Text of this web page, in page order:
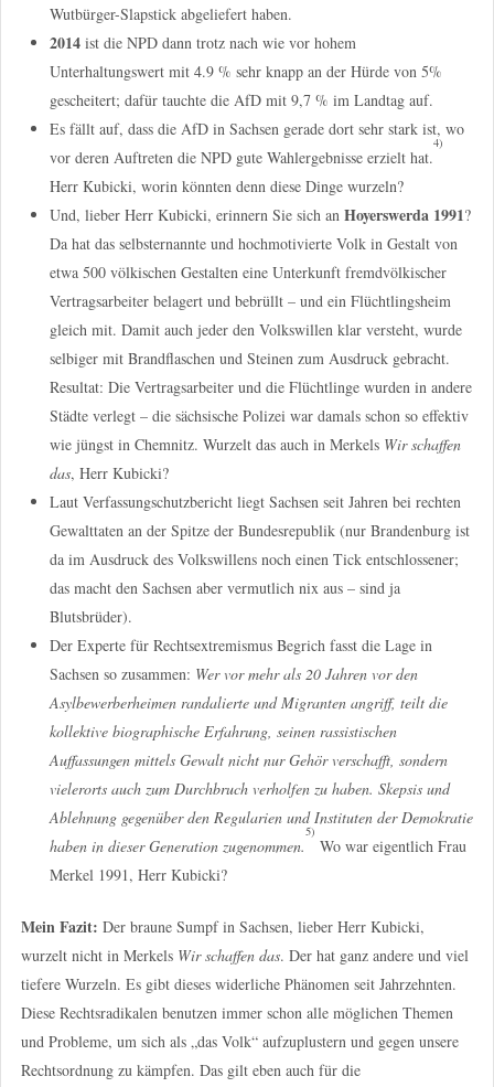
Wutbürger-Slapstick abgeliefert haben.
2014ist die NPD dann trotz nach wie vor hohem
Unterhaltungswert mit 4.9 % sehr knapp an der Hürde von 5%
gescheitert; dafür tauchte die AfD mit 9,7 % im Landtag auf.
Es fällt auf, dass die AfD in Sachsen gerade dort sehr stark ist, wo
vor deren Auftreten die NPD gute Wahlergebnisse erzielt hat.
4)
Herr Kubicki, worin könnten denn diese Dinge wurzeln?
Und, lieber Herr Kubicki, erinnern Sie sich an Hoyerswerda 1991?
Da hat das selbsternannte und hochmotivierte Volk in Gestalt von
etwa 500 völkischen Gestalten eine Unterkunft fremdvölkischer
Vertragsarbeiter belagert und bebrüllt – und ein Flüchtlingsheim
gleich mit. Damit auch jeder den Volkswillen klar versteht, wurde
selbiger mit Brandflaschen und Steinen zum Ausdruck gebracht.
Resultat: Die Vertragsarbeiter und die Flüchtlinge wurden in andere
Städte verlegt – die sächsische Polizei war damals schon so effektiv
wie jüngst in Chemnitz. Wurzelt das auch in Merkels Wir schaffen
das, Herr Kubicki?
Laut Verfassungschutzbericht liegt Sachsen seit Jahren bei rechten
Gewalttaten an der Spitze der Bundesrepublik (nur Brandenburg ist
da im Ausdruck des Volkswillens noch einen Tick entschlossener;
das macht den Sachsen aber vermutlich nix aus – sind ja
Blutsbrüder).
Der Experte für Rechtsextremismus Begrich fasst die Lage in
Sachsen so zusammen: Wer vor mehr als 20 Jahren vor den
Asylbewerberheimen randalierte und Migranten angriff, teilt die
kollektive biographische Erfahrung, seinen rassistischen
Auffassungen mittels Gewalt nicht nur Gehör verschafft, sondern
vielerorts auch zum Durchbruch verholfen zu haben. Skepsis und
Ablehnung gegenüber den Regularien und Instituten der Demokratie
haben in dieser Generation zugenommen.
5)
Wo war eigentlich Frau
Merkel 1991, Herr Kubicki?
Mein Fazit: Der braune Sumpf in Sachsen, lieber Herr Kubicki,
wurzelt nicht in Merkels Wir schaffen das. Der hat ganz andere und viel
tiefere Wurzeln. Es gibt dieses widerliche Phänomen seit Jahrzehnten.
Diese Rechtsradikalen benutzen immer schon alle möglichen Themen
und Probleme, um sich als „das Volk“ aufzuplustern und gegen unsere
Rechtsordnung zu kämpfen. Das gilt eben auch für die